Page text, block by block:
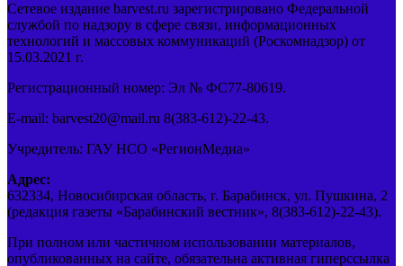
Сетевое издание barvest.ru зарегистрировано Федеральной
службой по надзору в сфере связи, информационных
технологий и массовых коммуникаций (Роскомнадзор) от
15.03.2021 г.
Регистрационный номер: Эл № ФС77-80619.
E-mail: barvest20@mail.ru 8(383-612)-22-43.
Учредитель: ГАУ НСО «РегионМедиа»
Адрес:
632334, Новосибирская область, г. Барабинск, ул. Пушкина, 2
(редакция газеты «Барабинский вестник», 8(383-612)-22-43).
При полном или частичном использовании материалов,
опубликованных на сайте, обязательна активная гиперссылка